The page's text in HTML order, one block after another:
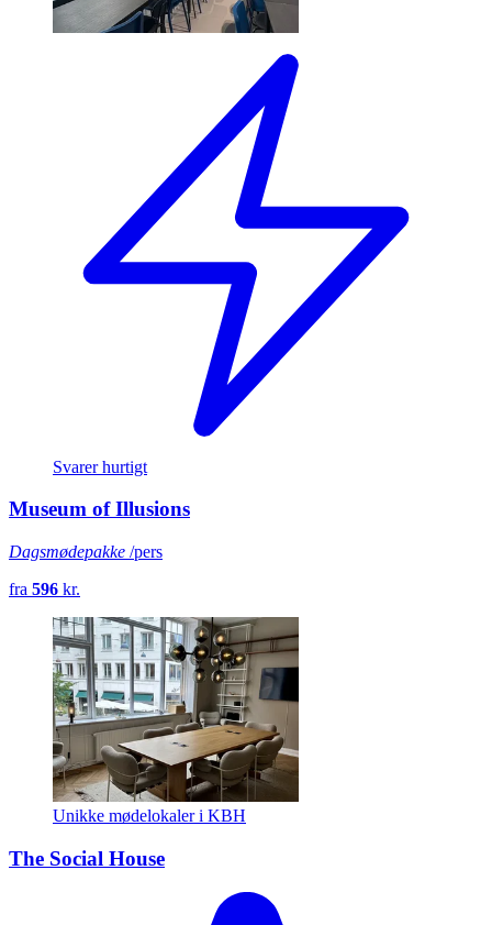
Svarer hurtigt
Museum of Illusions
Dagsmødepakke /pers
fra 596 kr.
Unikke mødelokaler i KBH
The Social House